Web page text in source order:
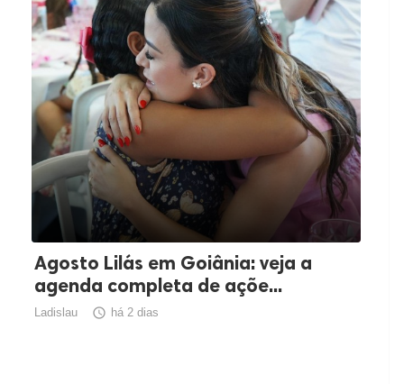
Agosto Lilás em Goiânia: veja a
agenda completa de açõe...
Ladislau  há 2 dias